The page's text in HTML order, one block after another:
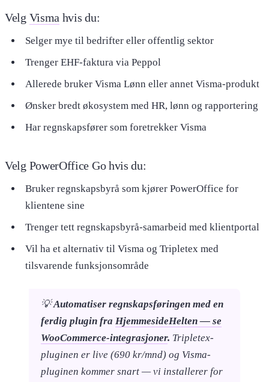
Velg Visma hvis du:
Selger mye til bedrifter eller offentlig sektor
Trenger EHF-faktura via Peppol
Allerede bruker Visma Lønn eller annet Visma-produkt
Ønsker bredt økosystem med HR, lønn og rapportering
Har regnskapsfører som foretrekker Visma
Velg PowerOffice Go hvis du:
Bruker regnskapsbyrå som kjører PowerOffice for
klientene sine
Trenger tett regnskapsbyrå-samarbeid med klientportal
Vil ha et alternativ til Visma og Tripletex med
tilsvarende funksjonsområde
💡Automatiser regnskapsføringen med en
ferdig plugin fra HjemmesideHelten — se
WooCommerce-integrasjoner. Tripletex-
pluginen er live (690 kr/mnd) og Visma-
pluginen kommer snart — vi installerer for